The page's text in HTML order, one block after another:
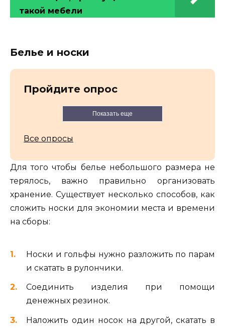
такой мебели
Белье и носки
Пройдите опрос
Показать еще
Все опросы
Для того чтобы белье небольшого размера не
терялось, важно правильно организовать
хранение. Существует несколько способов, как
сложить носки для экономии места и времени
на сборы:
Носки и гольфы нужно разложить по парам
и скатать в рулончики.
Соединить изделия при помощи
денежных резинок.
Наложить один носок на другой, скатать в